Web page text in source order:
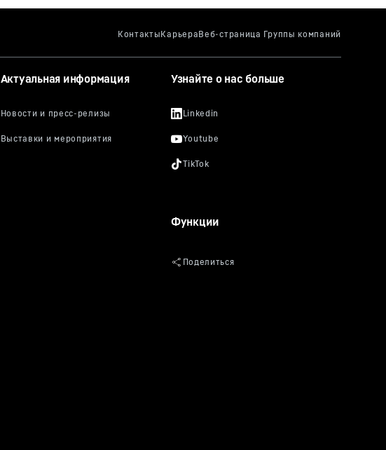
Актуальная информация Узнайте о нас больше
Функции